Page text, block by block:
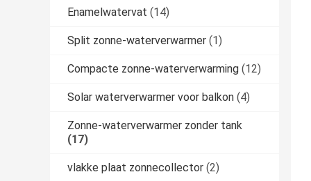
Enamelwatervat (14)
Split zonne-waterverwarmer (1)
Compacte zonne-waterverwarming (12)
Solar waterverwarmer voor balkon (4)
Zonne-waterverwarmer zonder tank
(17)
vlakke plaat zonnecollector (2)